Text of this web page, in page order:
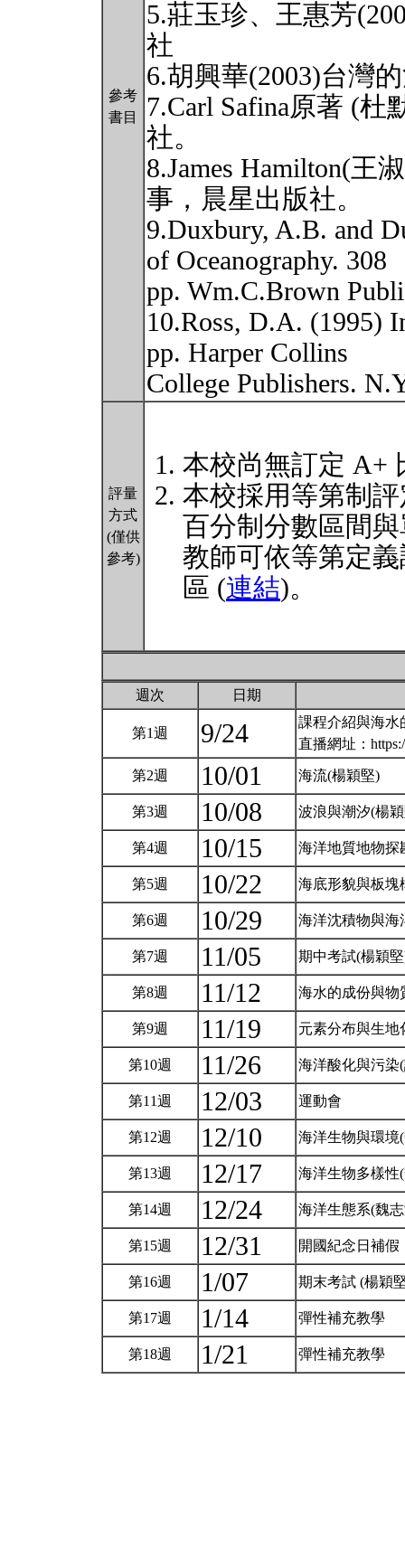
參考
書目
5.莊玉珍、王惠芳
社
6.胡興華(2003)台灣
7.Carl Safina原著 (
社。
8.James Hamilton(王
事，晨星出版社。
9.Duxbury, A.B. and
of Oceanography. 308
pp. Wm.C.Brown
10.Ross, D.A. (1995)
pp. Harper Collins
College Publishers.
評量
方式
(僅供
參考)
本校尚無訂定 A+
本校採用等第制
百分制分數區間
教師可依等第定
區 (連結)。
週次 日期
第1週 9/24
課程介紹與海水
直播網址：
第2週 10/01 海流(楊穎堅)
第3週 10/08 波浪與潮汐(楊
第4週 10/15 海洋地質地物
第5週 10/22 海底形貌與板
第6週 10/29 海洋沈積物與
第7週 11/05 期中考試(楊穎
第8週 11/12 海水的成份與
第9週 11/19 元素分布與生
第10週 11/26 海洋酸化與污
第11週 12/03 運動會
第12週 12/10 海洋生物與環
第13週 12/17 海洋生物多樣
第14週 12/24 海洋生態系(魏
第15週 12/31 開國紀念日補假
第16週 1/07 期末考試 (楊穎
第17週 1/14 彈性補充教學
第18週 1/21 彈性補充教學